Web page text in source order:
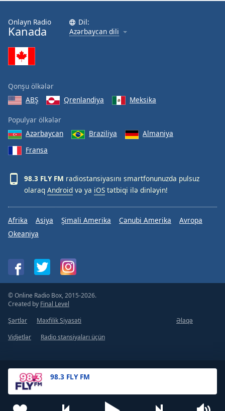
98.3 FLY FM
Onlayn Radio
Kanada
Dil:
Azərbaycan dili
Qonşu ölkələr
ABŞ
Qrenlandiya Meksika
Populyar ölkələr
Azərbaycan
Braziliya
Almaniya
Fransa
98.3 FLY FM radiostansiyasını smartfonunuzda pulsuz
olaraq Android və ya iOS tətbiqi ilə dinləyin!
Afrika Asiya Şimali Amerika Cənubi Amerika
Avropa
Okeaniya
© Online Radio Box, 2015-2026.
Created by Final Level
Şərtlər
Məxfilik Siyasəti
Əlaqə
Vidjetlər
Radio stansiyaları üçün